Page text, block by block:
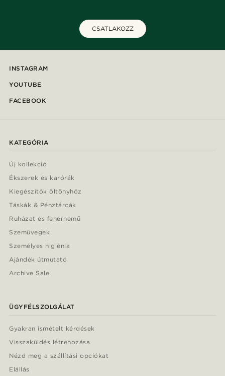
CSATLAKOZZ
INSTAGRAM
YOUTUBE
FACEBOOK
KATEGÓRIA
Új kollekció
Ékszerek és karórák
Kiegészítők öltönyhöz
Táskák & Pénztárcák
Ruházat és fehérnemű
Szemüvegek
Személyes higiénia
Ajándék útmutató
Archive Sale
ÜGYFÉLSZOLGÁLAT
Gyakran ismételt kérdések
Visszaküldés létrehozása
Nézd meg a szállítási opciókat
Elállás